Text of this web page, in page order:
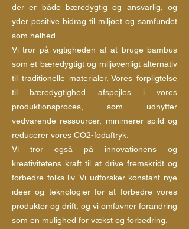
der er både bæredygtig og ansvarlig, og
yder positive bidrag til miljøet og samfundet
som helhed.
Vi tror på vigtigheden af at bruge bambus
som et bæredygtigt og miljøvenligt alternativ
til traditionelle materialer. Vores forpligtelse
til bæredygtighed afspejles i vores
produktionsproces, som udnytter
vedvarende ressourcer, minimerer spild og
reducerer vores CO2-fodaftryk.
Vi tror også på innovationens og
kreativitetens kraft til at drive fremskridt og
forbedre folks liv. Vi udforsker konstant nye
ideer og teknologier for at forbedre vores
produkter og drift, og vi omfavner forandring
som en mulighed for vækst og forbedring.